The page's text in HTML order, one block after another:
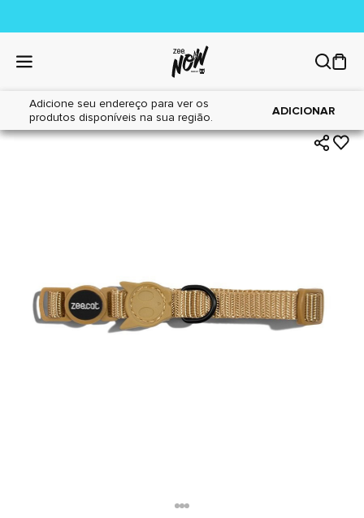
Adicione seu endereço para ver os
produtos disponíveis na sua região.
ADICIONAR
Home|Gatos|Acessórios